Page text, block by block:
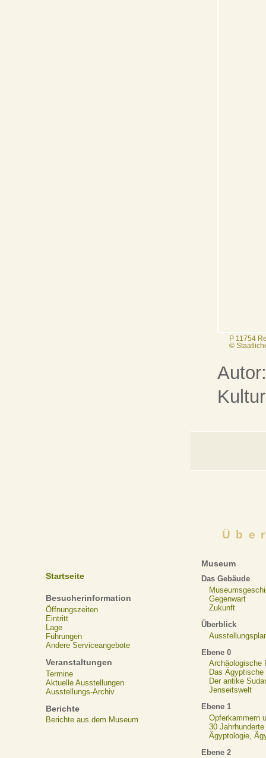
P 11754
©
Startseite
Besucherinformation
Öffnungszeiten
Eintritt
Lage
Führungen
Andere Serviceangebote
Veranstaltungen
Termine
Aktuelle Ausstellungen
Ausstellungs-Archiv
Berichte
Berichte aus dem Museum
Museum
Das Gebäude
Gegenwart
Zukunft
Überblick
Ebene 0
Archäologische
Das Ägyptische
Der antike
Jenseitswelt
Ebene 1
Opferkammern
30
Ägyptologie,
Ebene 2